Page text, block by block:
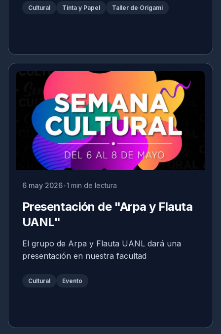
Cultural Tinta y Papel Taller de Origami
6 may 2026 1 min de lectura
Presentación de "Arpa y Flauta
UANL"
El grupo de Arpa y Flauta UANL dará una
presentación en nuestra facultad
Cultural Evento